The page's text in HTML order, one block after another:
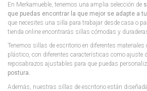
En Merkamueble, tenemos una amplia selección de
que puedas encontrar la que mejor se adapte a
que necesites una silla para trabajar desde casa o
tienda online encontrarás sillas cómodas y
Tenemos sillas de escritorio en diferentes materiales
plástico, con diferentes características como ajuste
reposabrazos ajustables para que puedas
postura.
Además, nuestras sillas de escritorio están